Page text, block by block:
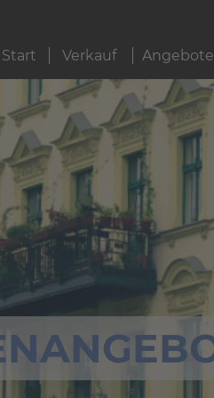
Start
Verkauf Angebote